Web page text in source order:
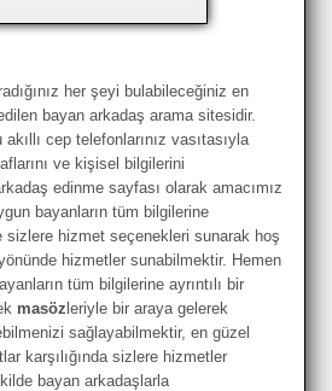
her şeyi bulabileceğiniz en
bayan arkadaş arama sitesidir.
cep telefonlarınız vasıtasıyla
ve kişisel bilgilerini
edinme sayfası olarak amacımız
bayanların tüm bilgilerine
sizlere hizmet seçenekleri sunarak hoş
hizmetler sunabilmektir. Hemen
tüm bilgilerine ayrıntılı bir
masözleriyle bir araya gelerek
sağlayabilmektir, en güzel
karşılığında sizlere hizmetler
bayan arkadaşlarla